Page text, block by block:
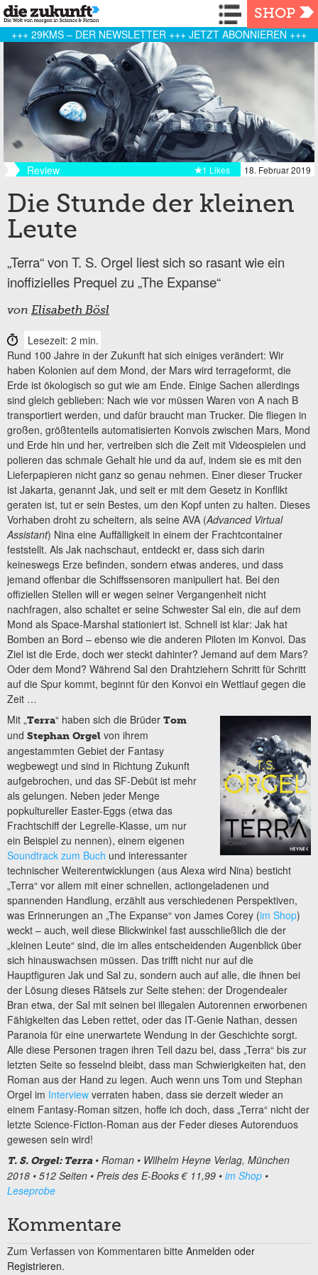
Navigation
SHOP
+++ 29KMS – DER NEWSLETTER +++ JETZT ABONNIEREN +++
Review 18. Februar 2019
1 Likes
Die Stunde der kleinen
Leute
„Terra“ von T. S. Orgel liest sich so rasant wie ein
inoffizielles Prequel zu „The Expanse“
von Elisabeth Bösl
Lesezeit: 2 min.
Rund 100 Jahre in der Zukunft hat sich einiges verändert: Wir
haben Kolonien auf dem Mond, der Mars wird terrageformt, die
Erde ist ökologisch so gut wie am Ende. Einige Sachen allerdings
sind gleich geblieben: Nach wie vor müssen Waren von A nach B
transportiert werden, und dafür braucht man Trucker. Die fliegen in
großen, größtenteils automatisierten Konvois zwischen Mars, Mond
und Erde hin und her, vertreiben sich die Zeit mit Videospielen und
polieren das schmale Gehalt hie und da auf, indem sie es mit den
Lieferpapieren nicht ganz so genau nehmen. Einer dieser Trucker
ist Jakarta, genannt Jak, und seit er mit dem Gesetz in Konflikt
geraten ist, tut er sein Bestes, um den Kopf unten zu halten. Dieses
Vorhaben droht zu scheitern, als seine AVA (Advanced Virtual
Assistant) Nina eine Auffälligkeit in einem der Frachtcontainer
feststellt. Als Jak nachschaut, entdeckt er, dass sich darin
keineswegs Erze befinden, sondern etwas anderes, und dass
jemand offenbar die Schiffssensoren manipuliert hat. Bei den
offiziellen Stellen will er wegen seiner Vergangenheit nicht
nachfragen, also schaltet er seine Schwester Sal ein, die auf dem
Mond als Space-Marshal stationiert ist. Schnell ist klar: Jak hat
Bomben an Bord – ebenso wie die anderen Piloten im Konvoi. Das
Ziel ist die Erde, doch wer steckt dahinter? Jemand auf dem Mars?
Oder dem Mond? Während Sal den Drahtziehern Schritt für Schritt
auf die Spur kommt, beginnt für den Konvoi ein Wettlauf gegen die
Zeit …
Mit „Terra“ haben sich die Brüder Tom
und Stephan Orgel von ihrem
angestammten Gebiet der Fantasy
wegbewegt und sind in Richtung Zukunft
aufgebrochen, und das SF-Debüt ist mehr
als gelungen. Neben jeder Menge
popkultureller Easter-Eggs (etwa das
Frachtschiff der Legrelle-Klasse, um nur
ein Beispiel zu nennen), einem eigenen
Soundtrack zum Buch und interessanter
technischer Weiterentwicklungen (aus Alexa wird Nina) besticht
„Terra“ vor allem mit einer schnellen, actiongeladenen und
spannenden Handlung, erzählt aus verschiedenen Perspektiven,
was Erinnerungen an „The Expanse“ von James Corey (im Shop)
weckt – auch, weil diese Blickwinkel fast ausschließlich die der
„kleinen Leute“ sind, die im alles entscheidenden Augenblick über
sich hinauswachsen müssen. Das trifft nicht nur auf die
Hauptfiguren Jak und Sal zu, sondern auch auf alle, die ihnen bei
der Lösung dieses Rätsels zur Seite stehen: der Drogendealer
Bran etwa, der Sal mit seinen bei illegalen Autorennen erworbenen
Fähigkeiten das Leben rettet, oder das IT-Genie Nathan, dessen
Paranoia für eine unerwartete Wendung in der Geschichte sorgt.
Alle diese Personen tragen ihren Teil dazu bei, dass „Terra“ bis zur
letzten Seite so fesselnd bleibt, dass man Schwierigkeiten hat, den
Roman aus der Hand zu legen. Auch wenn uns Tom und Stephan
Orgel im Interview verraten haben, dass sie derzeit wieder an
einem Fantasy-Roman sitzen, hoffe ich doch, dass „Terra“ nicht der
letzte Science-Fiction-Roman aus der Feder dieses Autorenduos
gewesen sein wird!
T. S. Orgel: Terra• Roman • Wilhelm Heyne Verlag, München
2018 • 512 Seiten • Preis des E-Books € 11,99 • im Shop •
Leseprobe
Kommentare
Zum Verfassen von Kommentaren bitte Anmelden oder
Registrieren.